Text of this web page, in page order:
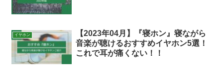
イヤホン
【2023年04月】『寝ホン』寝ながら
音楽が聴けるおすすめイヤホン5選！
これで耳が痛くない！！